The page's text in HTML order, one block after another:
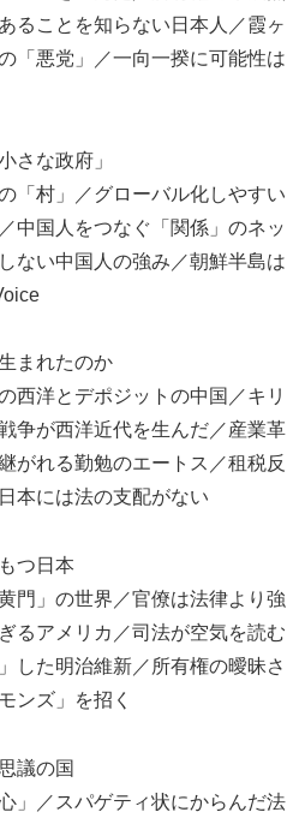
ることを知らない日本人／霞ヶ
「悪党」／一向一揆に可能性は
さな政府」
「村」／グローバル化しやすい
中国人をつなぐ「関係」のネッ
ない中国人の強み／朝鮮半島は
まれたのか
西洋とデポジットの中国／キリ
争が西洋近代を生んだ／産業革
がれる勤勉のエートス／租税反
本には法の支配がない
つ日本
門」の世界／官僚は法律より強
るアメリカ／司法が空気を読む
した明治維新／所有権の曖昧さ
ンズ」を招く
議の国
」／スパゲティ状にからんだ法